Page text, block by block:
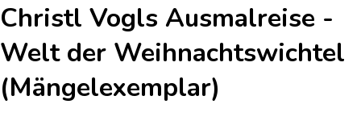
Christl Vogls Ausmalreise -
Welt der Weihnachtswichtel
(Mängelexemplar)